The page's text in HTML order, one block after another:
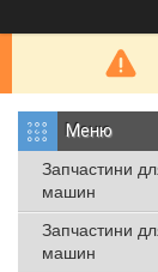
Запчастини
машин
Запчастини
машин